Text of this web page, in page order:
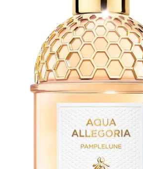
Avaa tuotekuva suurennettuna